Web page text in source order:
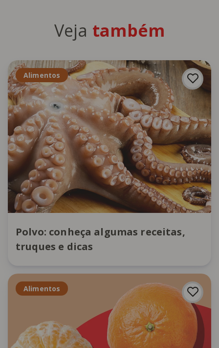
Veja também
Alimentos
Polvo: conheça algumas receitas,
truques e dicas
Alimentos